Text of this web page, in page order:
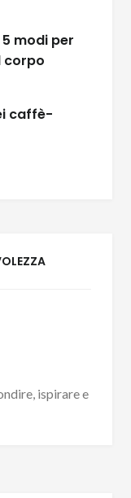
modi per
corpo
caffè-
ispirare e